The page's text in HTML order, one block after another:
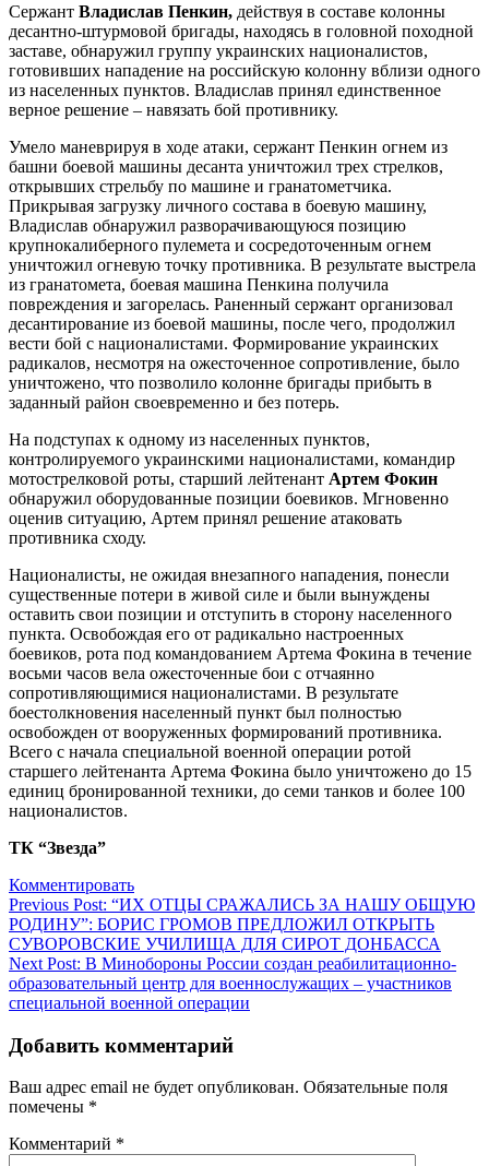
Сержант Владислав Пенкин, действуя в составе колонны
десантно-штурмовой бригады, находясь в головной походной
заставе, обнаружил группу украинских националистов,
готовивших нападение на российскую колонну вблизи одного
из населенных пунктов. Владислав принял единственное
верное решение – навязать бой противнику.
Умело маневрируя в ходе атаки, сержант Пенкин огнем из
башни боевой машины десанта уничтожил трех стрелков,
открывших стрельбу по машине и гранатометчика.
Прикрывая загрузку личного состава в боевую машину,
Владислав обнаружил разворачивающуюся позицию
крупнокалиберного пулемета и сосредоточенным огнем
уничтожил огневую точку противника. В результате выстрела
из гранатомета, боевая машина Пенкина получила
повреждения и загорелась. Раненный сержант организовал
десантирование из боевой машины, после чего, продолжил
вести бой с националистами. Формирование украинских
радикалов, несмотря на ожесточенное сопротивление, было
уничтожено, что позволило колонне бригады прибыть в
заданный район своевременно и без потерь.
На подступах к одному из населенных пунктов,
контролируемого украинскими националистами, командир
мотострелковой роты, старший лейтенант Артем Фокин
обнаружил оборудованные позиции боевиков. Мгновенно
оценив ситуацию, Артем принял решение атаковать
противника сходу.
Националисты, не ожидая внезапного нападения, понесли
существенные потери в живой силе и были вынуждены
оставить свои позиции и отступить в сторону населенного
пункта. Освобождая его от радикально настроенных
боевиков, рота под командованием Артема Фокина в течение
восьми часов вела ожесточенные бои с отчаянно
сопротивляющимися националистами. В результате
боестолкновения населенный пункт был полностью
освобожден от вооруженных формирований противника.
Всего с начала специальной военной операции ротой
старшего лейтенанта Артема Фокина было уничтожено до 15
единиц бронированной техники, до семи танков и более 100
националистов.
ТК “Звезда”
Комментировать
Навигация
по
записям
Previous Post: “ИХ ОТЦЫ СРАЖАЛИСЬ ЗА НАШУ ОБЩУЮ
РОДИНУ”: БОРИС ГРОМОВ ПРЕДЛОЖИЛ ОТКРЫТЬ
СУВОРОВСКИЕ УЧИЛИЩА ДЛЯ СИРОТ ДОНБАССА
Next Post: В Минобороны России создан реабилитационно-
образовательный центр для военнослужащих – участников
специальной военной операции
Добавить комментарий
Ваш адрес email не будет опубликован. Обязательные поля
помечены *
Комментарий *